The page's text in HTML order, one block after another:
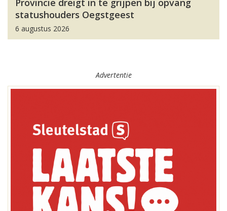
Provincie dreigt in te grijpen bij opvang
statushouders Oegstgeest
6 augustus 2026
Advertentie